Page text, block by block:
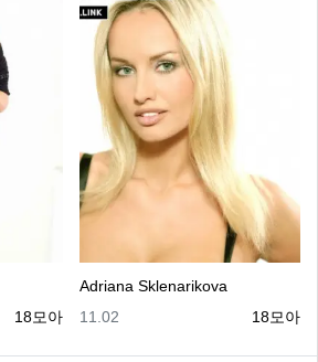
등록자
18모아
Adriana Sklenarikova
등록자
18모아
등록일
11.02